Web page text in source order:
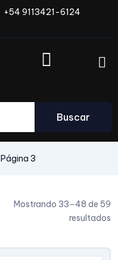
+54 9113421-6124
Buscar
Página 3
Mostrando 33–48 de 59
resultados